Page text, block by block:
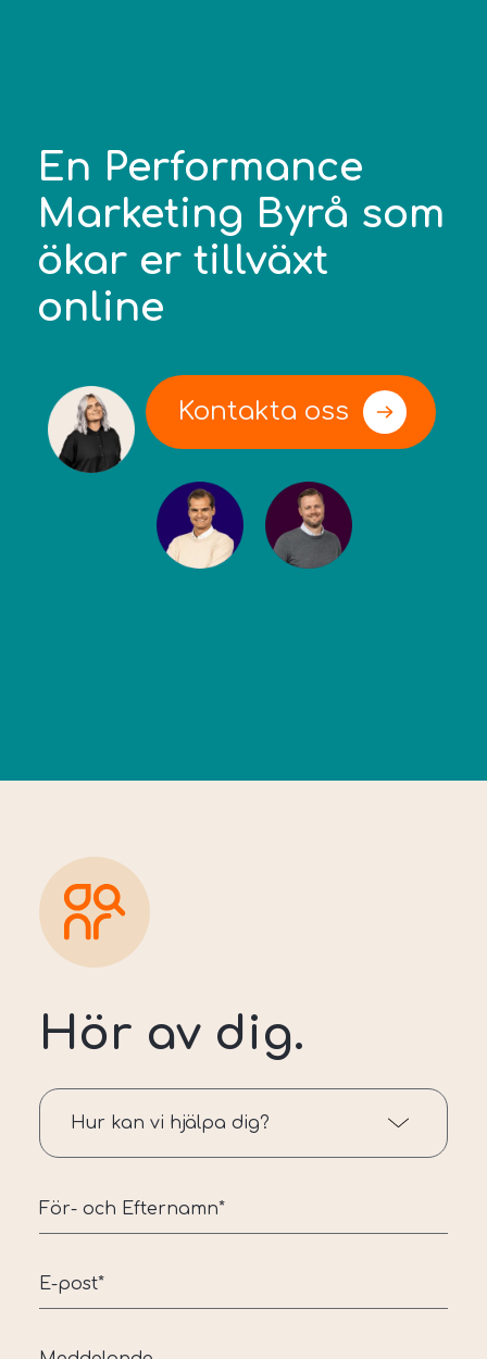
En Performance
Marketing Byrå som
ökar er tillväxt
online
Kontakta oss
Hör av dig.
Hur kan vi hjälpa dig?